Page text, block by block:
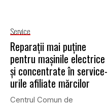
Service
Reparații mai puține
pentru mașinile electrice
și concentrate în service-
urile afiliate mărcilor
Centrul Comun de